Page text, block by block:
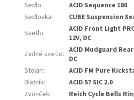
Sedlo:
ACID Sequence 180
Sedlovka:
CUBE Suspension
Svetlo:
ACID Front Light
12V, DC
Zadné svetlo: ACID Mudguard
DC
Stojan:
ACID FM Pure
Blatník:
ACID 57 SIC 2.0
Zvonček:
Reich Cycle Bells